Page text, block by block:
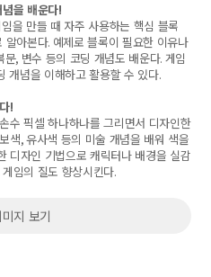
을 배운다!
을 만들 때 자주 사용하는 핵심 블록
알아본다. 예제로 블록이 필요한 이유나
문, 변수 등의 코딩 개념도 배운다. 게임
개념을 이해하고 활용할 수 있다.
!
수 픽셀 하나하나를 그리면서 디자인한
보색,유사색 등의 미술 개념을 배워 색을
디자인 기법으로 캐릭터나 배경을 실감
임의 질도 향상시킨다.
지 보기